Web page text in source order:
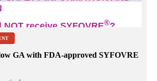
GA with FDA-approved SYFOVRE